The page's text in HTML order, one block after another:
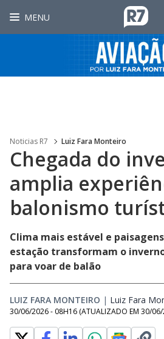
MENU
Noticias R7 Luiz Fara Monteiro
Chegada do
amplia
balonismo
Clima mais estável e
estação transformam o
para voar de balão
LUIZ FARA MONTEIRO | Luiz Fara
30/06/2026 - 08H16 (ATUALIZADO EM 30/